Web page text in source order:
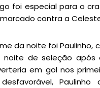
foi especial para o
contra a
da noite foi Paulinho,
noite de seleção após
em gol nos
Paulinho